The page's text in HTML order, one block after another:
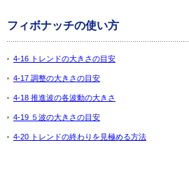
フィボナッチの使い方
4-16 トレンドの大きさの目安
4-17 調整の大きさの目安
4-18 推進波の各波動の大きさ
4-19 ５波の大きさの目安
4-20 トレンドの終わりを見極める方法